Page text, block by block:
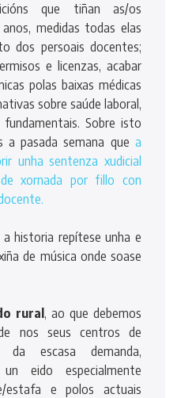
que tiñan as/os
medidas todas elas
dos persoais docentes;
e licenzas, acabar
polas baixas médicas
sobre saúde laboral,
Sobre isto
a pasada semana que a
unha sentenza xudicial
xornada por fillo con
historia repítese unha e
de música onde soase
rural , ao que debemos
nos seus centros de
da escasa demanda,
eido especialmente
estafa e polos actuais